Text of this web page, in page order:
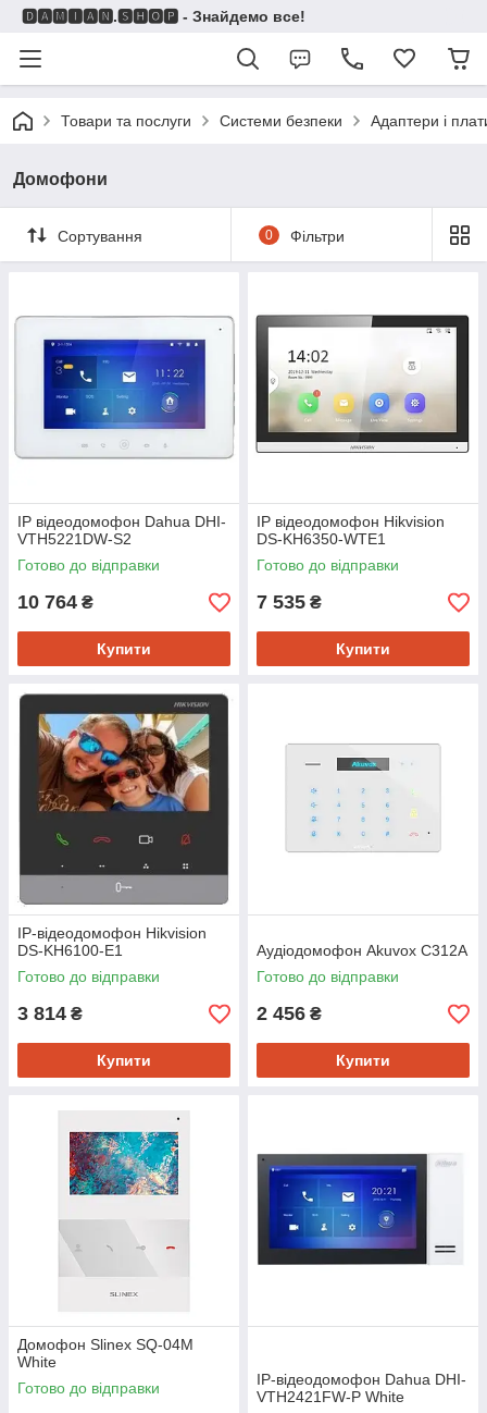
🅳🅰🅼🅸🅰🅽.🆂🅷🅾🅿 - Знайдемо все!
Товари та послуги Системи безпеки Адаптери і
Домофони
Сортування 0 Фільтри
IP відеодомофон Dahua DHI-
VTH5221DW-S2
Готово до відправки
10 764 ₴
Купити
IP відеодомофон Hikvision
DS-KH6350-WТE1
Готово до відправки
7 535 ₴
Купити
IP-відеодомофон Hikvision
DS-KH6100-E1
Готово до відправки
3 814 ₴
Купити
Аудіодомофон Akuvox C312A
Готово до відправки
2 456 ₴
Купити
Домофон Slinex SQ-04M
White
Готово до відправки
IP-відеодомофон Dahua DHI-
VTH2421FW-P White